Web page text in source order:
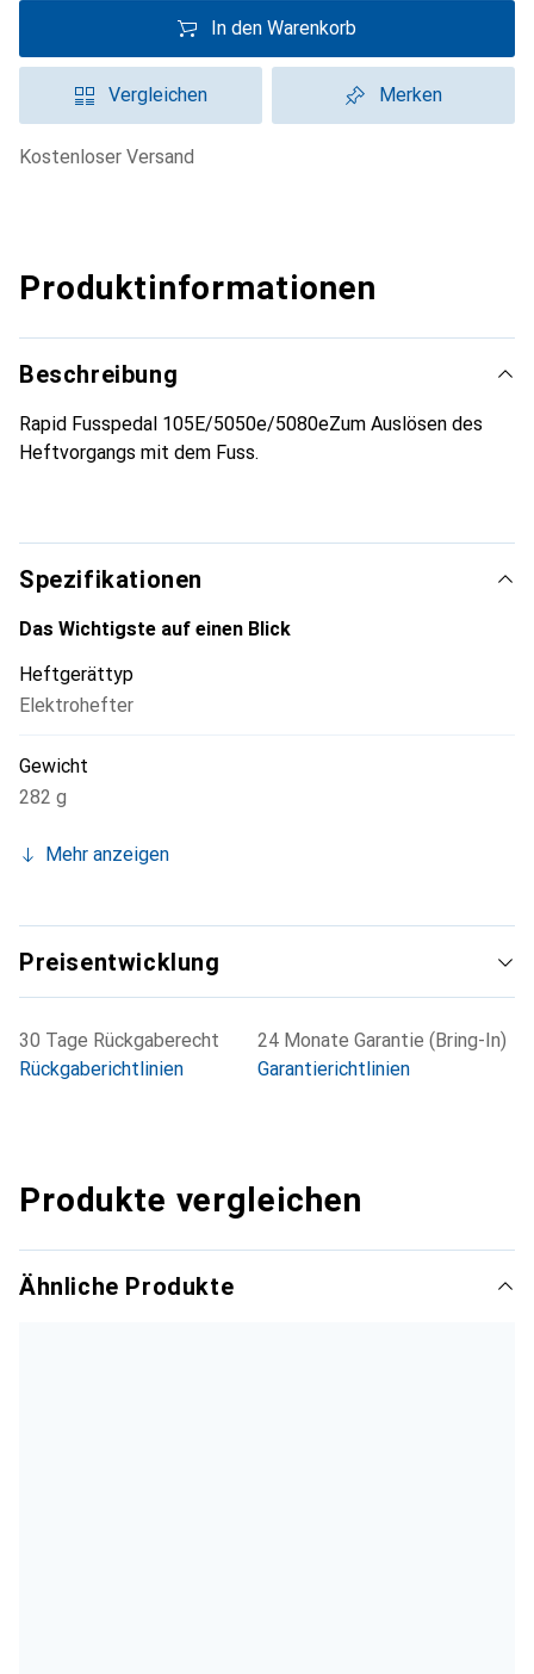
In den Warenkorb
Vergleichen Merken
kostenloser Versand
Produktinformationen
Beschreibung
Rapid Fusspedal 105E/5050e/5080eZum Auslösen des
Heftvorgangs mit dem Fuss.
Spezifikationen
Das Wichtigste auf einen Blick
Heftgerättyp
Elektrohefter
Gewicht
282 g
Mehr anzeigen
Preisentwicklung
30 Tage Rückgaberecht
Rückgaberichtlinien
24 Monate Garantie (Bring-In)
Garantierichtlinien
Produkte vergleichen
Ähnliche Produkte